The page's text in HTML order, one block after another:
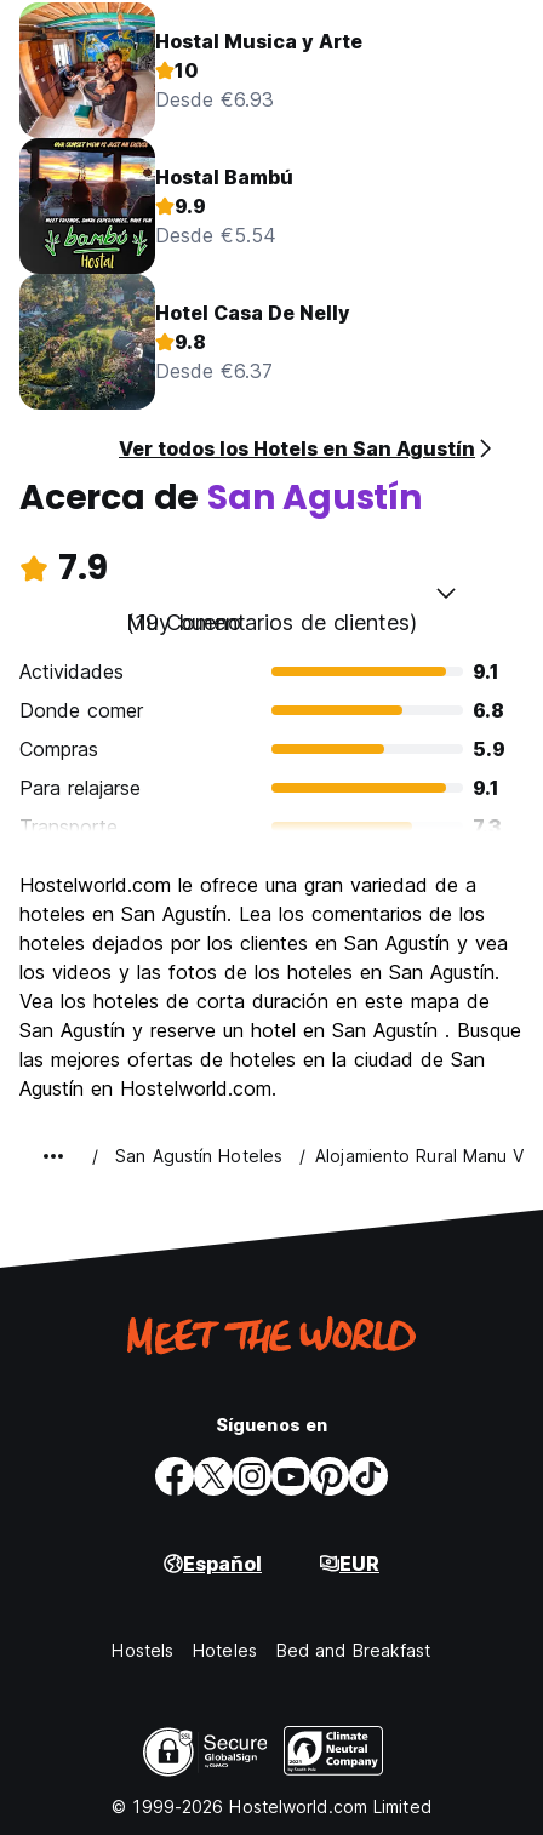
Hostal Musica y Arte
10
Desde €6.93
Hostal Bambú
9.9
Desde €5.54
Hotel Casa De Nelly
9.8
Desde €6.37
Ver todos los Hotels en San Agustín
Acerca de San Agustín
7.9
Muy bueno
(19 Comentarios de clientes)
Actividades
9.1
Donde comer
6.8
Compras
5.9
Para relajarse
9.1
Transporte
7.3
Cultura
9.4
Fiesta
5.3
Calidad Precio
9.1
Hostelworld.com le ofrece una gran variedad de a
hoteles en San Agustín. Lea los comentarios de los
hoteles dejados por los clientes en San Agustín y vea
los videos y las fotos de los hoteles en San Agustín.
Vea los hoteles de corta duración en este mapa de
San Agustín y reserve un hotel en San Agustín . Busque
las mejores ofertas de hoteles en la ciudad de San
Agustín en Hostelworld.com.
San Agustín Hoteles Alojamiento Rural Manu
Síguenos en
Español EUR
Hostels Hoteles Bed and Breakfast
© 1999-2026 Hostelworld.com Limited